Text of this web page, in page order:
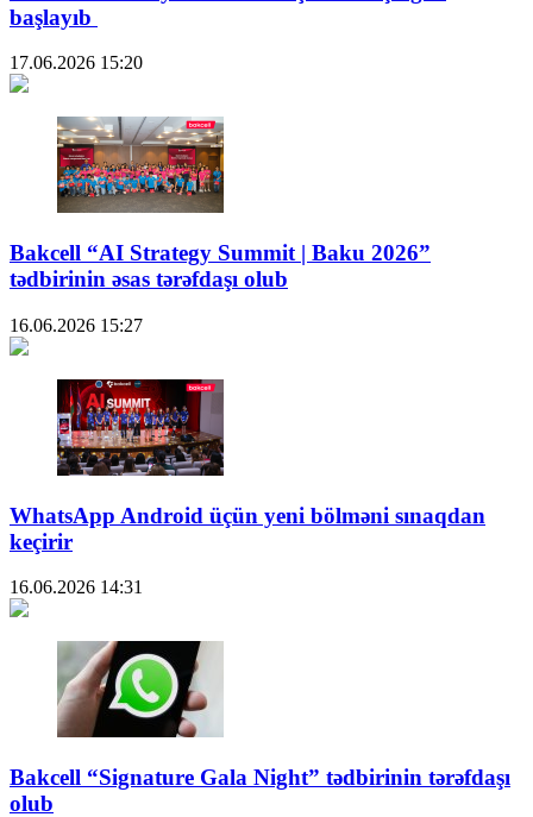
başlayıb
17.06.2026 15:20
Bakcell “AI Strategy Summit | Baku 2026”
tədbirinin əsas tərəfdaşı olub
16.06.2026 15:27
WhatsApp Android üçün yeni bölməni sınaqdan
keçirir
16.06.2026 14:31
Bakcell “Signature Gala Night” tədbirinin tərəfdaşı
olub